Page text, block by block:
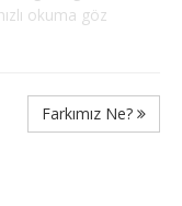
okuma göz
Farkımız Ne?